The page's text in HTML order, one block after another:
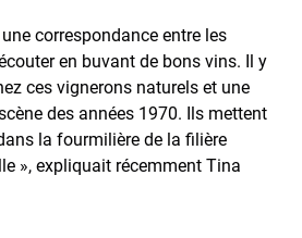
une correspondance entre les
en buvant de bons vins. Il y
ces vignerons naturels et une
des années 1970. Ils mettent
la fourmilière de la filière
», expliquait récemment Tina